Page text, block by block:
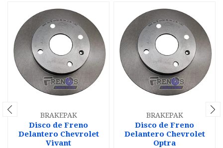
BRAKEPAK
Disco de Freno
Delantero Chevrolet
Vivant
BRAKEPAK
Disco de Freno
Delantero Chevrolet
Optra